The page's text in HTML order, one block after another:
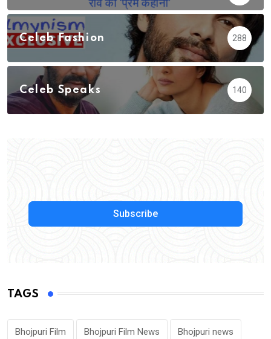
Celeb Fashion 288
Celeb Speaks 140
Subscribe
TAGS
Bhojpuri Film Bhojpuri Film News Bhojpuri news